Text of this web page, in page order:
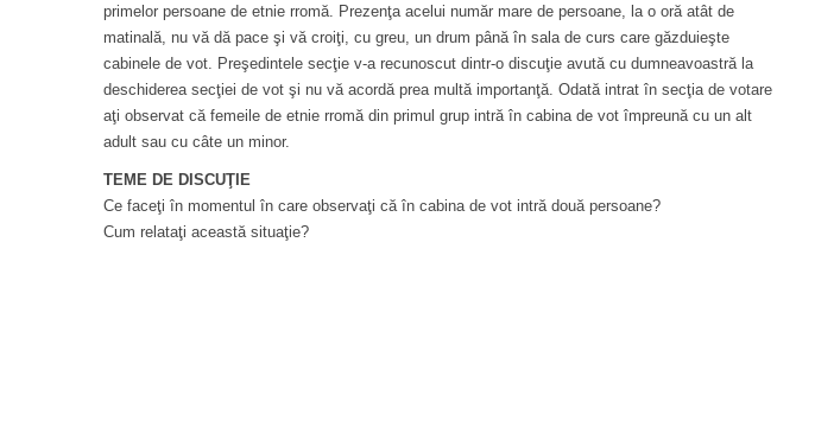
primelor persoane de etnie rromă. Prezenţa acelui număr mare de persoane, la o oră atât de
matinală, nu vă dă pace şi vă croiţi, cu greu, un drum până în sala de curs care găzduieşte
cabinele de vot. Preşedintele secţie v-a recunoscut dintr-o discuţie avută cu dumneavoastră la
deschiderea secţiei de vot şi nu vă acordă prea multă importanţă. Odată intrat în secţia de votare
aţi observat că femeile de etnie rromă din primul grup intră în cabina de vot împreună cu un alt
adult sau cu câte un minor.
TEME DE DISCUŢIE
Ce faceţi în momentul în care observaţi că în cabina de vot intră două persoane?
Cum relataţi această situaţie?